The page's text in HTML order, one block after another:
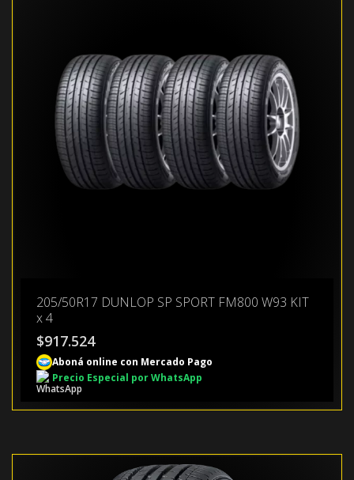
205/50R17 DUNLOP SP SPORT FM800 W93 KIT
x 4
$917.524
Aboná online con Mercado Pago
Precio Especial por WhatsApp